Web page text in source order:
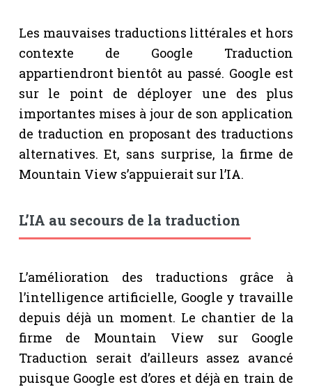
Les mauvaises traductions littérales et hors
contexte de Google Traduction
appartiendront bientôt au passé. Google est
sur le point de déployer une des plus
importantes mises à jour de son application
de traduction en proposant des traductions
alternatives. Et, sans surprise, la firme de
Mountain View s’appuierait sur l’IA.
L’IA au secours de la traduction
L’amélioration des traductions grâce à
l’intelligence artificielle, Google y travaille
depuis déjà un moment. Le chantier de la
firme de Mountain View sur Google
Traduction serait d’ailleurs assez avancé
puisque Google est d’ores et déjà en train de